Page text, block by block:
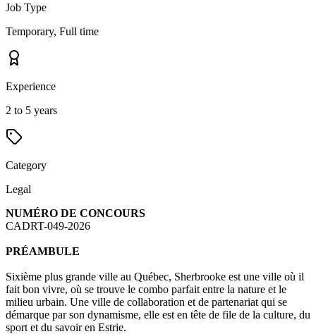
Job Type
Temporary, Full time
Experience
2 to 5 years
Category
Legal
NUMÉRO DE CONCOURS
CADRT-049-2026
PRÉAMBULE
Sixième plus grande ville au Québec, Sherbrooke est une ville où il
fait bon vivre, où se trouve le combo parfait entre la nature et le
milieu urbain. Une ville de collaboration et de partenariat qui se
démarque par son dynamisme, elle est en tête de file de la culture, du
sport et du savoir en Estrie.